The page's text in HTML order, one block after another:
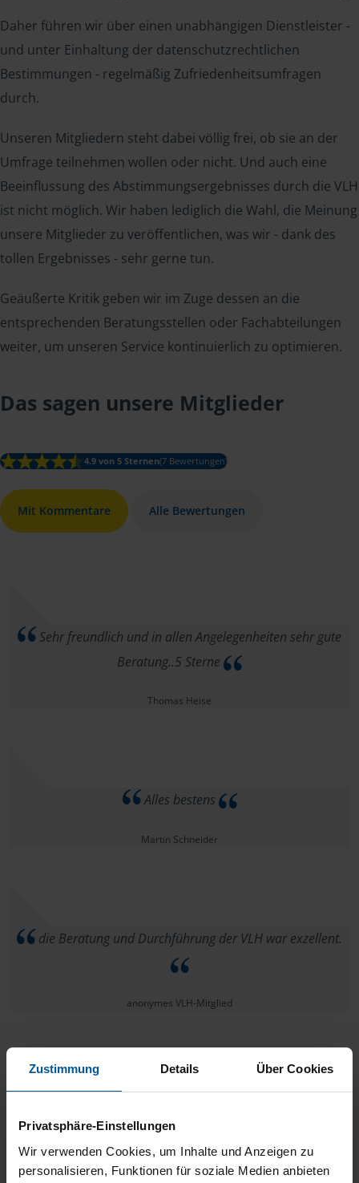
Zustimmung Details Über Cookies
Privatsphäre-Einstellungen
Wir verwenden Cookies, um Inhalte und Anzeigen zu
personalisieren, Funktionen für soziale Medien anbieten
Daher führen wir über einen unabhängigen Dienstleister -
und unter Einhaltung der datenschutzrechtlichen
Bestimmungen - regelmäßig Zufriedenheitsumfragen
durch.
Unseren Mitgliedern steht dabei völlig frei, ob sie an der
Umfrage teilnehmen wollen oder nicht. Und auch eine
Beeinflussung des Abstimmungsergebnisses durch die VLH
ist nicht möglich. Wir haben lediglich die Wahl, die Meinung
unsere Mitglieder zu veröffentlichen, was wir - dank des
tollen Ergebnisses - sehr gerne tun.
Geäußerte Kritik geben wir im Zuge dessen an die
entsprechenden Beratungsstellen oder Fachabteilungen
weiter, um unseren Service kontinuierlich zu optimieren.
Das sagen unsere Mitglieder
4.9 von 5 Sternen(7 Bewertungen)
Mit Kommentare Alle Bewertungen
Sehr freundlich und in allen Angelegenheiten sehr gute
Beratung..5 Sterne
Thomas Heise
Alles bestens
Martin Schneider
die Beratung und Durchführung der VLH war exzellent.
anonymes VLH-Mitglied
Martin